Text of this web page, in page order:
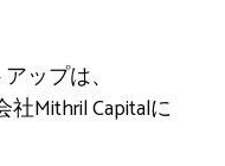
ップは、
Mithril Capitalに